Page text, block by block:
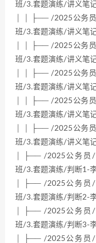
班/3.套题演练/讲义笔
│ │ ├── /2025公务
班/3.套题演练/讲义笔
│ │ ├── /2025公务
班/3.套题演练/讲义笔
│ │ ├── /2025公务
班/3.套题演练/讲义笔
│ │ ├── /2025公务
班/3.套题演练/讲义笔
│ │ ├── /2025公务
班/3.套题演练/讲义笔
│ ├── /2025公务员
班/3.套题演练/判断1-
│ ├── /2025公务员
班/3.套题演练/判断2-
│ ├── /2025公务员
班/3.套题演练/判断3-
│ ├── /2025公务员